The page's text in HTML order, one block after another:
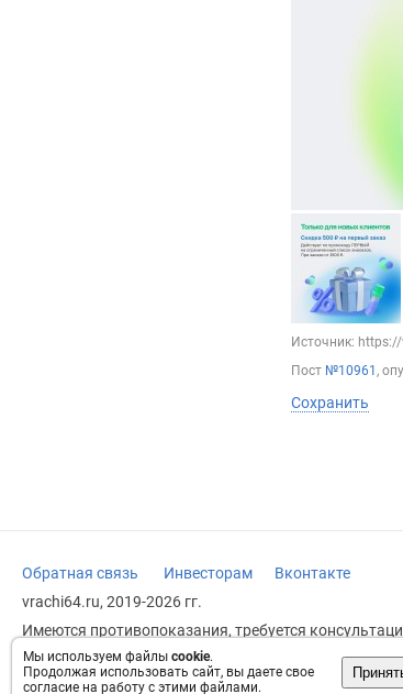
Мы используем файлы cookie.
Продолжая использовать сайт, вы даете свое
согласие на работу с этими файлами.
Источник:
Пост №10961 ,
Сохранить
Обратная связь Инвесторам
Вконтакте
vrachi64.ru, 2019-2026 гг.
Имеются противопоказания, требуется
заменяет прием врача.
Возрастное ограничение: 18+